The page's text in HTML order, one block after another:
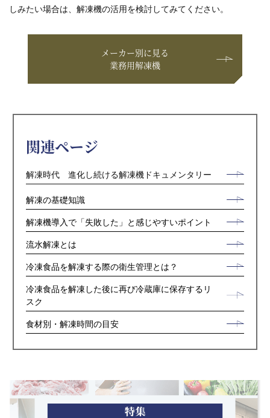
しみたい場合は、解凍機の活用を検討してみてください。
メーカー別に見る
業務用解凍機
関連ページ
解凍時代 進化し続ける解凍機ドキュメンタリー
解凍の基礎知識
解凍機導入で「失敗した」と感じやすいポイント
流水解凍とは
冷凍食品を解凍する際の衛生管理とは？
冷凍食品を解凍した後に再び冷蔵庫に保存するリ
スク
食材別・解凍時間の目安